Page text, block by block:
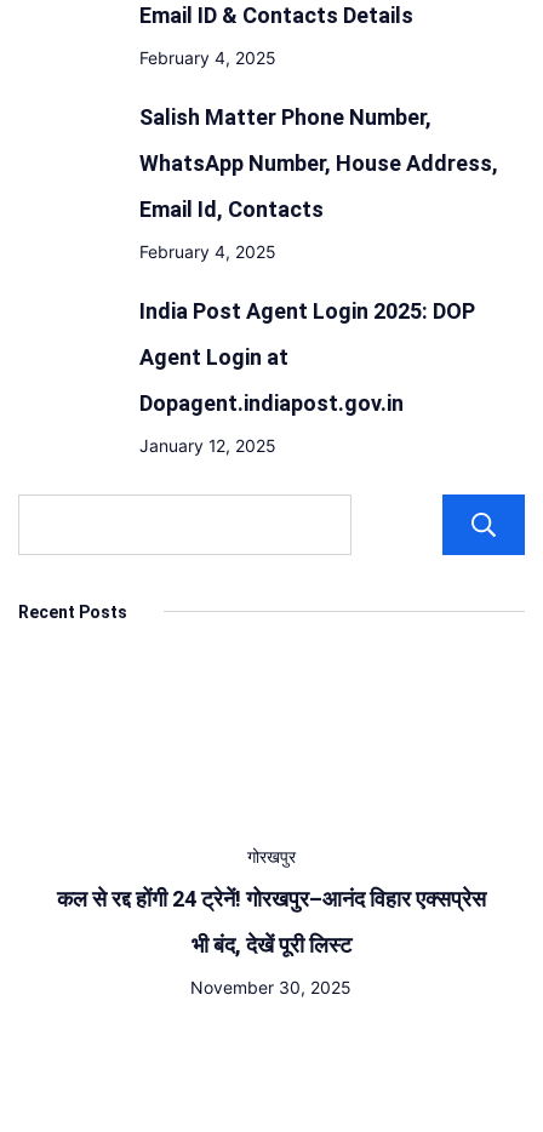
Email ID & Contacts Details
February 4, 2025
Salish Matter Phone Number,
WhatsApp Number, House Address,
Email Id, Contacts
February 4, 2025
India Post Agent Login 2025: DOP
Agent Login at
Dopagent.indiapost.gov.in
January 12, 2025
Recent Posts
गोरखपुर
कल से रद्द होंगी 24 ट्रेनें! गोरखपुर–आनंद विहार एक्सप्रेस
भी बंद, देखें पूरी लिस्ट
November 30, 2025